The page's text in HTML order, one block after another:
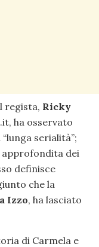
regista, Ricky
ha osservato
serialità”;
approfondita dei
definisce
che la
Izzo, ha lasciato
di Carmela e